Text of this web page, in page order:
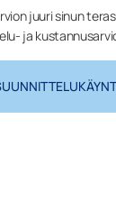
juuri sinun
ja